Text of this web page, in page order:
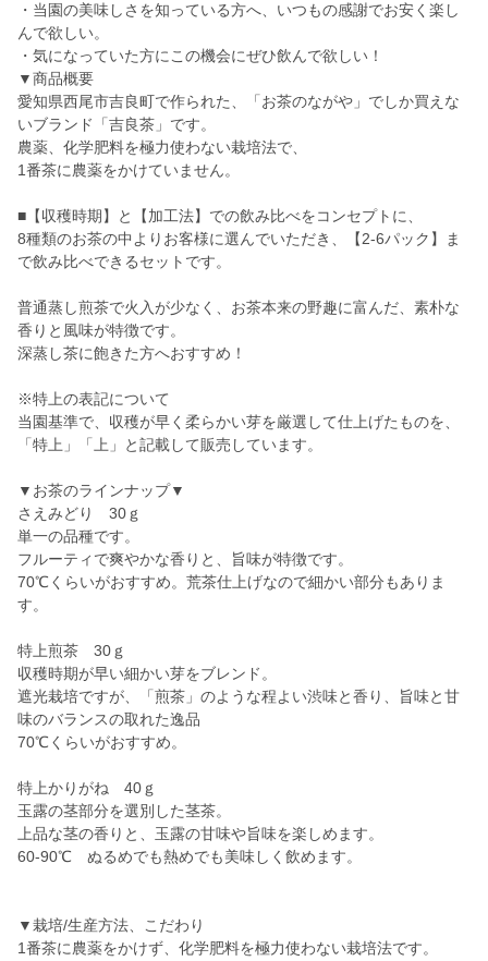
・当園の美味しさを知っている方へ、いつもの感謝でお安く楽し
んで欲しい。
・気になっていた方にこの機会にぜひ飲んで欲しい！
▼商品概要
愛知県西尾市吉良町で作られた、「お茶のながや」でしか買えな
いブランド「吉良茶」です。
農薬、化学肥料を極力使わない栽培法で、
1番茶に農薬をかけていません。
■【収穫時期】と【加工法】での飲み比べをコンセプトに、
8種類のお茶の中よりお客様に選んでいただき、【2-6パック】ま
で飲み比べできるセットです。
普通蒸し煎茶で火入が少なく、お茶本来の野趣に富んだ、素朴な
香りと風味が特徴です。
深蒸し茶に飽きた方へおすすめ！
※特上の表記について
当園基準で、収穫が早く柔らかい芽を厳選して仕上げたものを、
「特上」「上」と記載して販売しています。
▼お茶のラインナップ▼
さえみどり 30ｇ
単一の品種です。
フルーティで爽やかな香りと、旨味が特徴です。
70℃くらいがおすすめ。荒茶仕上げなので細かい部分もありま
す。
特上煎茶 30ｇ
収穫時期が早い細かい芽をブレンド。
遮光栽培ですが、「煎茶」のような程よい渋味と香り、旨味と甘
味のバランスの取れた逸品
70℃くらいがおすすめ。
特上かりがね 40ｇ
玉露の茎部分を選別した茎茶。
上品な茎の香りと、玉露の甘味や旨味を楽しめます。
60-90℃ ぬるめでも熱めでも美味しく飲めます。
▼栽培/生産方法、こだわり
1番茶に農薬をかけず、化学肥料を極力使わない栽培法です。